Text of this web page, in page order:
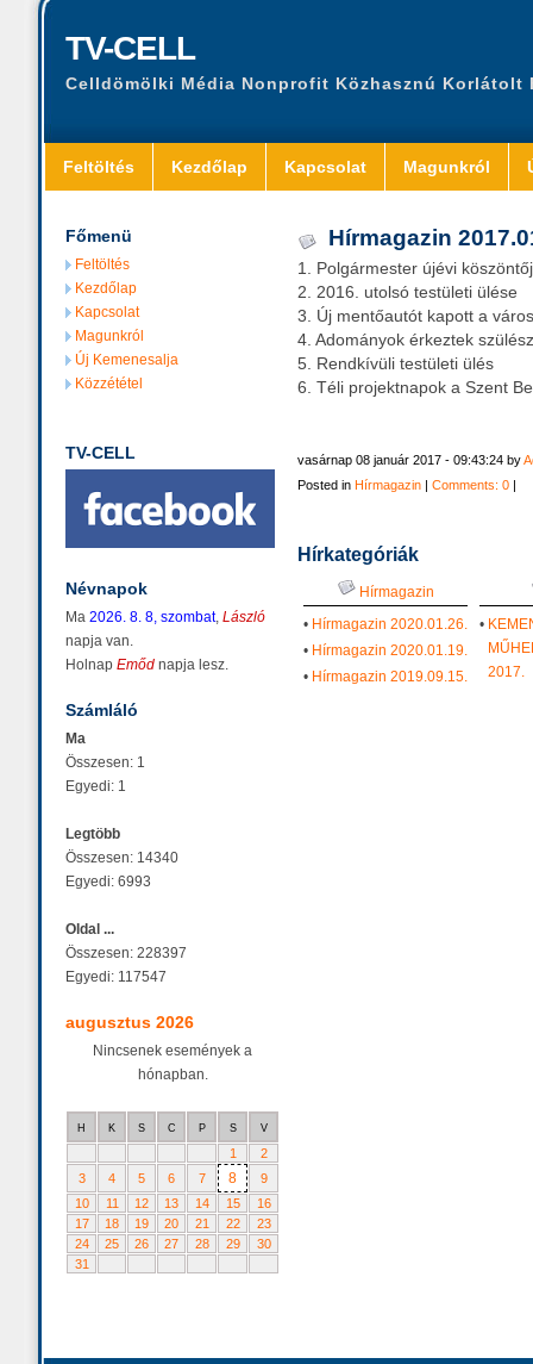
TV-CELL
Celldömölki Média Nonprofit Közhasznú Korlátolt
Feltöltés Kezdőlap Kapcsolat Magunkról
Főmenü
Feltöltés
Kezdőlap
Kapcsolat
Magunkról
Új Kemenesalja
Közzététel
TV-CELL
Névnapok
Ma 2026. 8. 8, szombat, László
napja van.
Holnap Emőd napja lesz.
Számláló
Ma
Összesen: 1
Egyedi: 1
Legtöbb
Összesen: 14340
Egyedi: 6993
Oldal ...
Összesen: 228397
Egyedi: 117547
augusztus 2026
Nincsenek események a
hónapban.
H K S C P S V
1
2
3
4 5 6 7 8
9
10
11 12 13 14 15
16
17
18 19 20 21 22
23
24
25 26 27 28 29
30
31
Hírmagazin
1. Polgármester újévi
2. 2016. utolsó testületi ülése
3. Új mentőautót kapott a város
4. Adományok érkeztek
5. Rendkívüli testületi ülés
6. Téli projektnapok a Szent
vasárnap 08 január 2017 - 09:43:24 by
Posted in Hírmagazin | Comments: 0 |
Hírkategóriák
Hírmagazin
• Hírmagazin 2020.01.26.
• Hírmagazin 2020.01.19.
• Hírmagazin 2019.09.15.
•
2017.